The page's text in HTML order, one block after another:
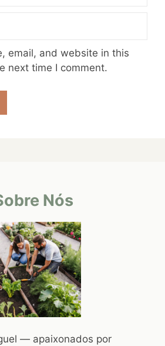
email, and website in this
next time I comment.
Nós
— apaixonados por